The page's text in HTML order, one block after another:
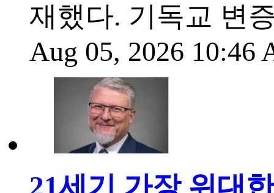
재했다. 기독교 변
Aug 05, 2026 10:46
21세기 가장 위대